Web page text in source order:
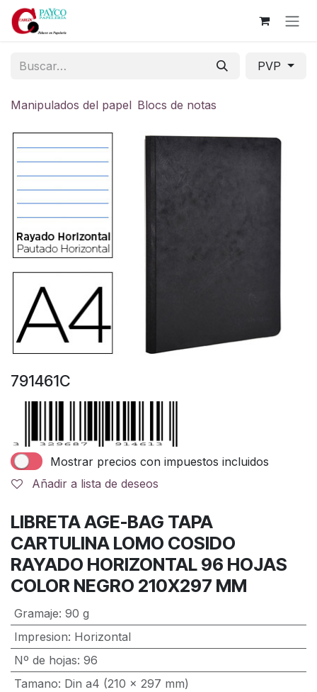
Ir al contenido
Manipulados del papel Blocs de notas
PVP
791461C
Mostrar precios con impuestos incluidos
Añadir a lista de deseos
LIBRETA AGE-BAG TAPA
CARTULINA LOMO COSIDO
RAYADO HORIZONTAL 96 HOJAS
COLOR NEGRO 210X297 MM
Gramaje: 90 g
Impresion: Horizontal
Nº de hojas: 96
Tamano: Din a4 (210 x 297 mm)